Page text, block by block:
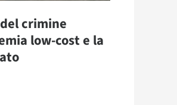
crimine
low-cost e la